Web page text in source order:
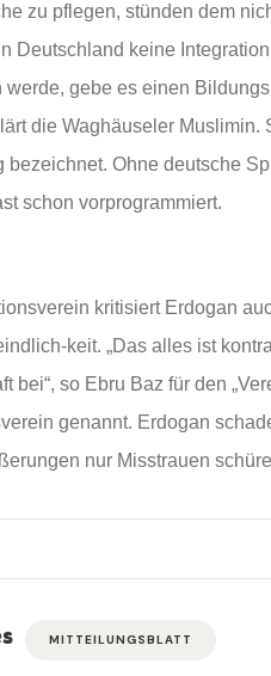
zu pflegen, stünden dem
Deutschland keine
werde, gebe es einen
die Waghäuseler
bezeichnet. Ohne deutsche
schon vorprogrammiert.
kritisiert Erdogan
keit. „Das alles ist
bei“, so Ebru Baz für den
genannt. Erdogan
nur Misstrauen
MITTEILUNGSBLATT